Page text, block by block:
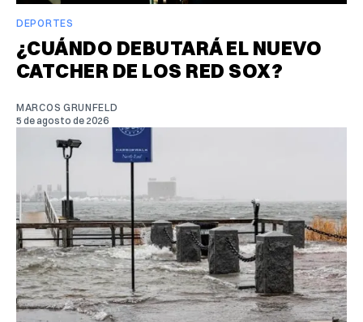
DEPORTES
¿CUÁNDO DEBUTARÁ EL NUEVO
CATCHER DE LOS RED SOX?
MARCOS GRUNFELD
5 de agosto de 2026